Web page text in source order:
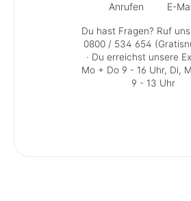
Anrufen E-
Du hast Fragen? Ruf
0800 / 534 654
· Du erreichst unsere
Mo + Do 9 - 16 Uhr, Di,
9 - 13 Uhr